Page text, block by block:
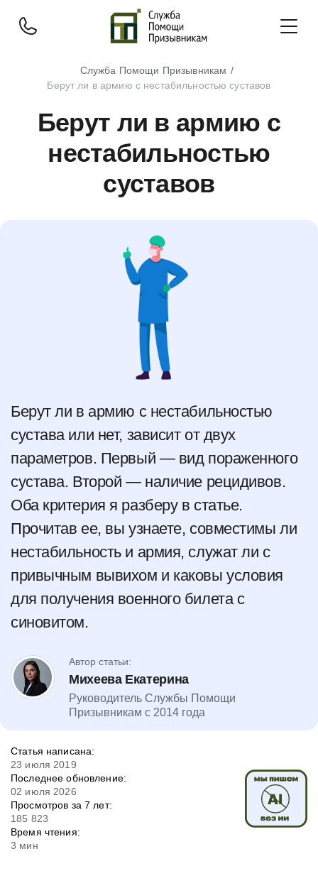
Служба Помощи Призывникам
Берут ли в армию с нестабильностью суставов
Берут ли в армию с
нестабильностью
суставов
Берут ли в армию с нестабильностью
сустава или нет, зависит от двух
параметров. Первый — вид пораженного
сустава. Второй — наличие рецидивов.
Оба критерия я разберу в статье.
Прочитав ее, вы узнаете, совместимы ли
нестабильность и армия, служат ли с
привычным вывихом и каковы условия
для получения военного билета с
синовитом.
Автор статьи:
Михеева Екатерина
Руководитель Службы Помощи
Призывникам с 2014 года
Статья написана:
23 июля 2019
Последнее обновление:
02 июля 2026
Просмотров за 7 лет:
185 823
Время чтения:
3 мин